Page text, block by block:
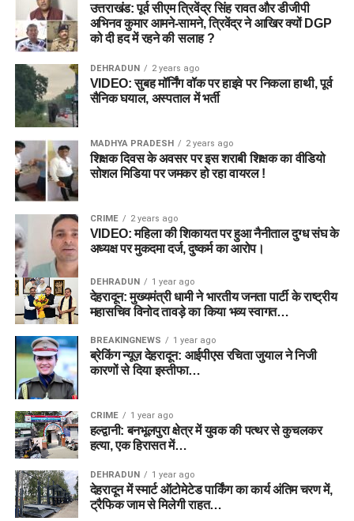
उत्तराखंड: पूर्व सीएम त्रिवेंद्र सिंह रावत और डीजीपी
अभिनव कुमार आमने-सामने, त्रिवेंद्र ने आखिर क्यों DGP
को दी हद में रहने की सलाह ?
DEHRADUN 2 years ago
VIDEO: सुबह मॉर्निंग वॉक पर हाइवे पर निकला हाथी, पूर्व
सैनिक घयाल, अस्पताल में भर्ती
MADHYA PRADESH 2 years ago
शिक्षक दिवस के अवसर पर इस शराबी शिक्षक का वीडियो
सोशल मिडिया पर जमकर हो रहा वायरल !
CRIME 2 years ago
VIDEO: महिला की शिकायत पर हुआ नैनीताल दुग्ध संघ के
अध्यक्ष पर मुकदमा दर्ज, दुष्कर्म का आरोप।
DEHRADUN 1 year ago
देहरादून: मुख्यमंत्री धामी ने भारतीय जनता पार्टी के राष्ट्रीय
महासचिव विनोद तावड़े का किया भव्य स्वागत…
BREAKINGNEWS 1 year ago
ब्रेकिंग न्यूज़ देहरादून: आईपीएस रचिता जुयाल ने निजी
कारणों से दिया इस्तीफा…
CRIME 1 year ago
हल्द्वानी: बनभूलपुरा क्षेत्र में युवक की पत्थर से कुचलकर
हत्या, एक हिरासत में…
DEHRADUN 1 year ago
देहरादून में स्मार्ट ऑटोमेटेड पार्किंग का कार्य अंतिम चरण में,
ट्रैफिक जाम से मिलेगी राहत…